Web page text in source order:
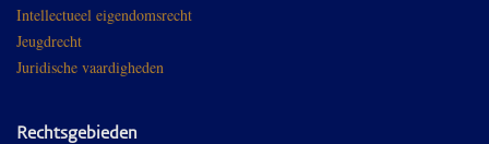
Intellectueel eigendomsrecht
Jeugdrecht
Juridische vaardigheden
Rechtsgebieden